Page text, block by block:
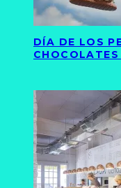
DÍA DE LOS